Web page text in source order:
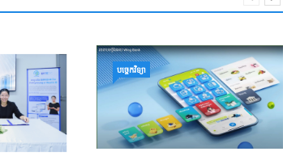
បច្ចេកវិទ្យា